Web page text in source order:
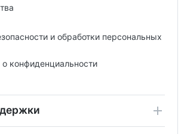
и обработки персональных
конфиденциальности